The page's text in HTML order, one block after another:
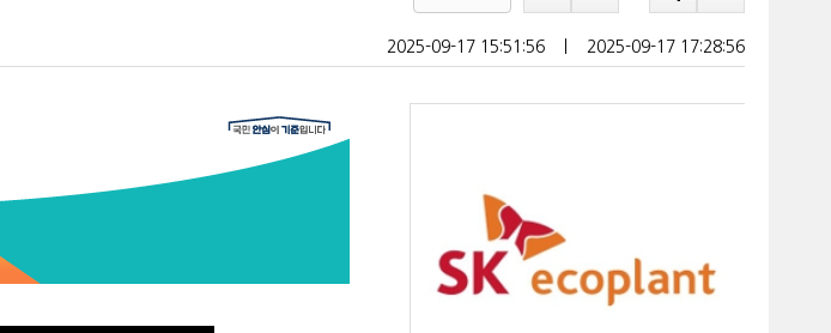
2025-09-17 15:51:56 2025-09-17 17:28:56